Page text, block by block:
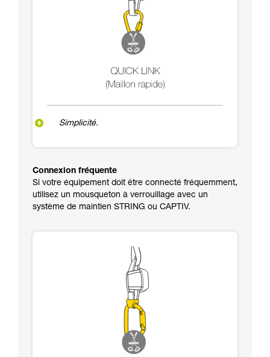
Simplicité.
Connexion fréquente
Si votre équipement doit être connecté fréquemment,
utilisez un mousqueton à verrouillage avec un
système de maintien STRING ou CAPTIV.